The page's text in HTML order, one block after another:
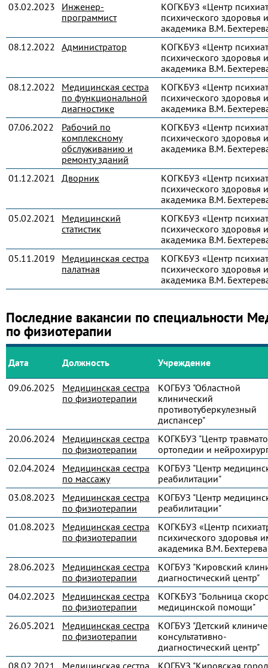
03.02.2023
Инженер-
программист
КОГКБУЗ «Центр
психического здоровья
академика В.М.
08.12.2022 Администратор
КОГКБУЗ «Центр
психического здоровья
академика В.М.
08.12.2022
Медицинская сестра
по функциональной
диагностике
КОГКБУЗ «Центр
психического здоровья
академика В.М.
07.06.2022
Рабочий по
комплексному
обслуживанию и
ремонту зданий
КОГКБУЗ «Центр
психического здоровья
академика В.М.
01.12.2021 Дворник
КОГКБУЗ «Центр
психического здоровья
академика В.М.
05.02.2021
Медицинский
статистик
КОГКБУЗ «Центр
психического здоровья
академика В.М.
05.11.2019
Медицинская сестра
палатная
КОГКБУЗ «Центр
психического здоровья
академика В.М.
Последние вакансии по специальности
по физиотерапии
Дата Должность Учреждение
09.06.2025
Медицинская сестра
по физиотерапии
КОГБУЗ "Областной
клинический
противотуберкулезный
диспансер"
20.06.2024
Медицинская сестра
по физиотерапии
КОГКБУЗ "Центр
ортопедии и
02.04.2024
Медицинская сестра
по массажу
КОГБУЗ "Центр
реабилитации"
03.08.2023
Медицинская сестра
по физиотерапии
КОГБУЗ "Центр
реабилитации"
01.08.2023
Медицинская сестра
по физиотерапии
КОГКБУЗ «Центр
психического здоровья
академика В.М.
28.06.2023
Медицинская сестра
по физиотерапии
КОГБУЗ "Кировский
диагностический центр"
04.02.2023
Медицинская сестра
по физиотерапии
КОГКБУЗ "Больница
медицинской помощи"
26.05.2021
Медицинская сестра
по физиотерапии
КОГБУЗ "Детский
консультативно-
диагностический центр"
08.02.2021
Медицинская сестра
КОГБУЗ "Кировская